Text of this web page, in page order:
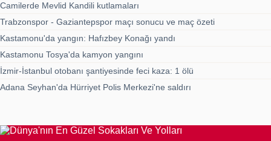
Camilerde Mevlid Kandili kutlamaları
Trabzonspor - Gaziantepspor maçı sonucu ve maç özeti
Kastamonu'da yangın: Hafızbey Konağı yandı
Kastamonu Tosya'da kamyon yangını
İzmir-İstanbul otobanı şantiyesinde feci kaza: 1 ölü
Adana Seyhan'da Hürriyet Polis Merkezi'ne saldırı